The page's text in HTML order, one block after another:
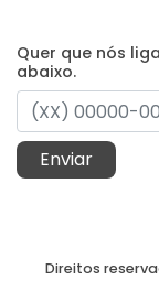
Quer que nós
abaixo.
Enviar
Direitos